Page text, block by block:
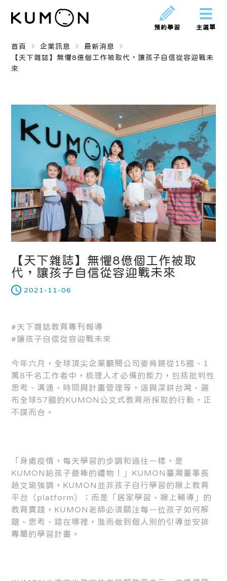
主選單
預約學習
首頁 navigate_next 企業訊息 navigate_next 最新消息 navigate_next
【天下雜誌】無懼8億個工作被取代，讓孩子自信從容迎戰未
來
【天下雜誌】無懼8億個工作被取
代，讓孩子自信從容迎戰未來
2021-11-06
#天下雜誌教育專刊報導
#讓孩子自信從容迎戰未來
今年六月，全球頂尖企業顧問公司麥肯錫從15國、1
萬8千名工作者中，梳理人才必備的能力，包括批判性
思考、溝通、時間與計畫管理等，這與深耕台灣、遍
布全球57國的KUMON公文式教育所採取的行動，正
不謀而合。
「身處疫情，每天學習的步調和過往一樣，是
KUMON給孩子最棒的禮物！」KUMON臺灣董事長
趙文瑜強調，KUMON並非孩子自行學習的線上教育
平台（platform）；而是「居家學習、線上輔導」的
教育實踐，KUMON老師必須關注每一位孩子如何解
題、思考、錯在哪裡，進而做到個人別的引導並安排
專屬的學習計畫。